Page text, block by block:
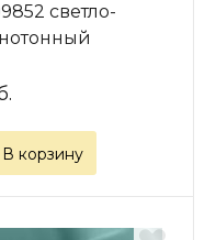
светло-
В корзину